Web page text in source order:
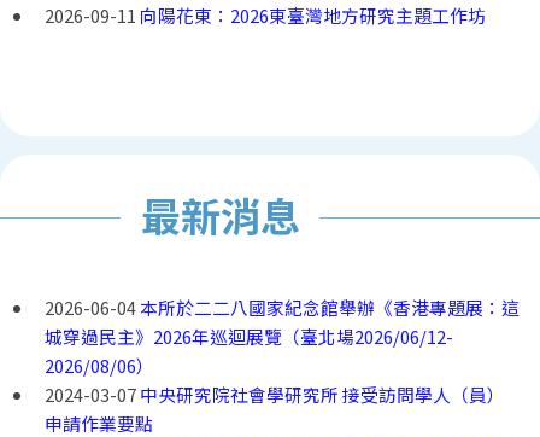
2026-09-11 向陽花東：2026東臺灣地方研究主題工作坊
最新消息
2026-06-04本所於二二八國家紀念館舉辦《香港專題展：這
城穿過民主》2026年巡迴展覽（臺北場2026/06/12-
2026/08/06）
2024-03-07中央研究院社會學研究所 接受訪問學人（員）
申請作業要點